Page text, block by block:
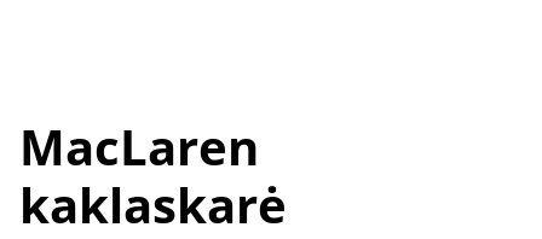
MacLaren
kaklaskarė